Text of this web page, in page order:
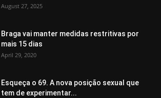
August 27, 2025
Braga vai manter medidas restritivas por
mais 15 dias
April 29, 2020
Esqueça o 69. A nova posição sexual que
tem de experimentar...